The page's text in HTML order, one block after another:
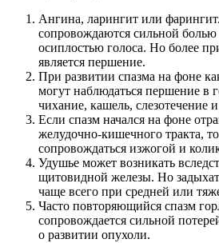
Ангина, ларингит или
сопровождаются сильной болью
осиплостью голоса. Но более
является першение.
При развитии спазма на фоне
могут наблюдаться першение в
чихание, кашель, слезотечение и
Если спазм начался на фоне
желудочно-кишечного тракта,
сопровождаться изжогой и
Удушье может возникать
щитовидной железы. Но
чаще всего при средней или
Часто повторяющийся спазм
сопровождается сильной
о развитии опухоли.